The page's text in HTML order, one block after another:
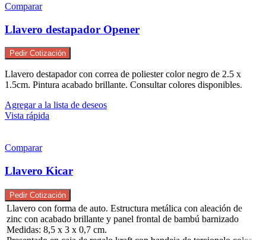
Comparar
Llavero destapador Opener
Pedir Cotización
Llavero destapador con correa de poliester color negro de 2.5 x
1.5cm. Pintura acabado brillante. Consultar colores disponibles.
Agregar a la lista de deseos
Vista rápida
Comparar
Llavero Kicar
Pedir Cotización
Llavero con forma de auto. Estructura metálica con aleación de
zinc con acabado brillante y panel frontal de bambú barnizado
Medidas: 8,5 x 3 x 0,7 cm.